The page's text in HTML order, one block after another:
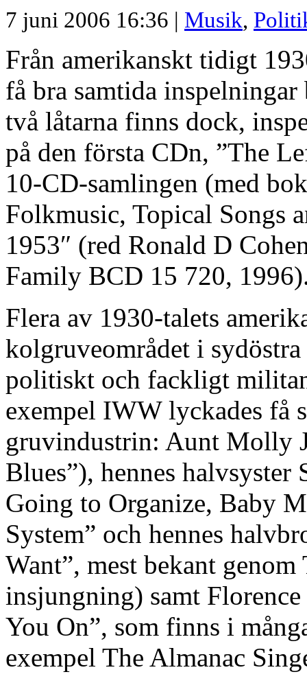
7 juni 2006 16:36 | Musik,
Från amerikanskt tidigt
få bra samtida inspelningar
två låtarna finns dock,
på den första CDn, ”The
10-CD-samlingen (med
Folkmusic, Topical Songs
1953″ (red Ronald D
Family BCD 15 720,
Flera av 1930-talets
kolgruveområdet i
politiskt och fackligt
exempel IWW lyckades få
gruvindustrin: Aunt Molly
Blues”), hennes halvsyster
Going to Organize, Baby
System” och hennes
Want”, mest bekant
insjungning) samt
You On”, som finns i
exempel The Almanac